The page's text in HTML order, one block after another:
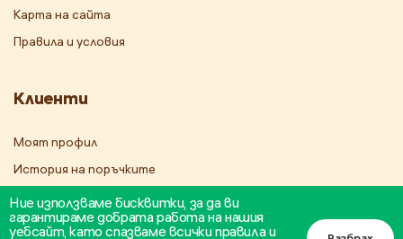
Ние използваме бисквитки, за да ви
гарантираме добрата работа на нашия
уебсайт, като спазваме всички правила и
Карта на сайта
Правила и условия
Клиенти
Моят профил
История на поръчките
Бюлетин